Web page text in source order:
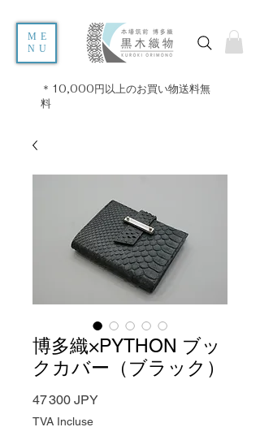
ME
NU
＊10,000円以上のお買い物送料無
料
博多織×PYTHON ブッ
クカバー（ブラック）
47 300 JPYPrix
TVA Incluse